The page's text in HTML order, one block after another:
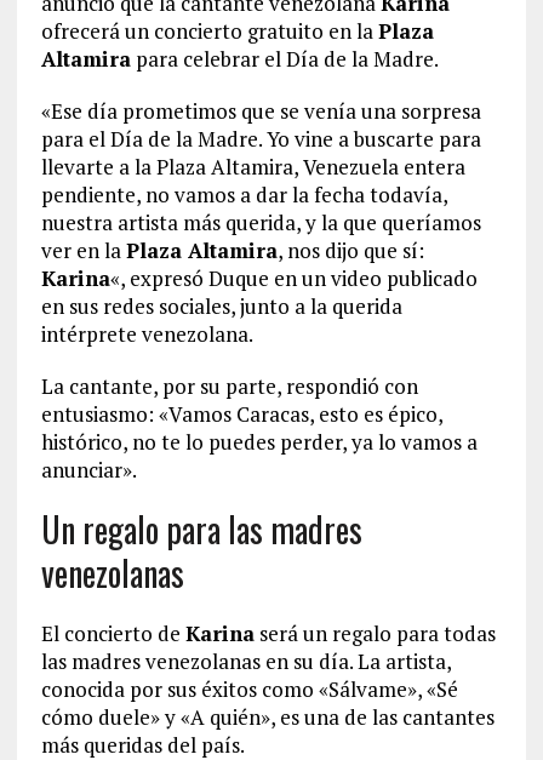
ofrecerá un concierto gratuito en laPlaza
Altamirapara celebrar el Día de la Madre.
«Ese día prometimos que se venía una sorpresa
para el Día de la Madre. Yo vine a buscarte para
llevarte a la Plaza Altamira, Venezuela entera
pendiente, no vamos a dar la fecha todavía,
nuestra artista más querida, y la que queríamos
ver en laPlaza Altamira, nos dijo que sí:
Karina«, expresó Duque en un video publicado
en sus redes sociales, junto a la querida
intérprete venezolana.
La cantante, por su parte, respondió con
entusiasmo: «Vamos Caracas, esto es épico,
histórico, no te lo puedes perder, ya lo vamos a
anunciar».
Un regalo para las madres
venezolanas
El concierto de Karinaserá un regalo para todas
las madres venezolanas en su día. La artista,
conocida por sus éxitos como «Sálvame», «Sé
cómo duele» y «A quién», es una de las cantantes
más queridas del país.